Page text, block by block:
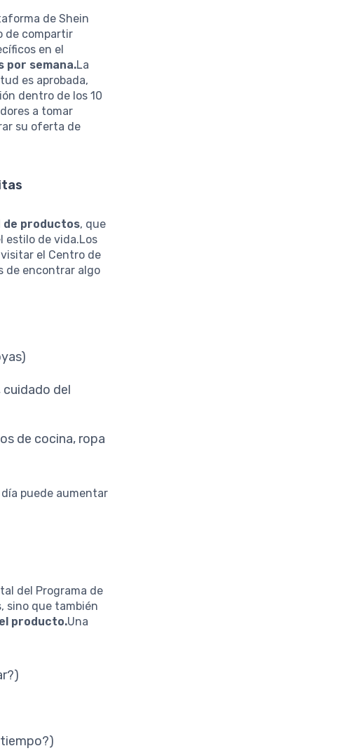
de Shein
de compartir
en el
semana.La
es aprobada,
dentro de los 10
a tomar
su oferta de
de productos, que
estilo de vida.Los
el Centro de
de encontrar algo
del
de cocina, ropa
puede aumentar
del Programa de
sino que también
producto.Una